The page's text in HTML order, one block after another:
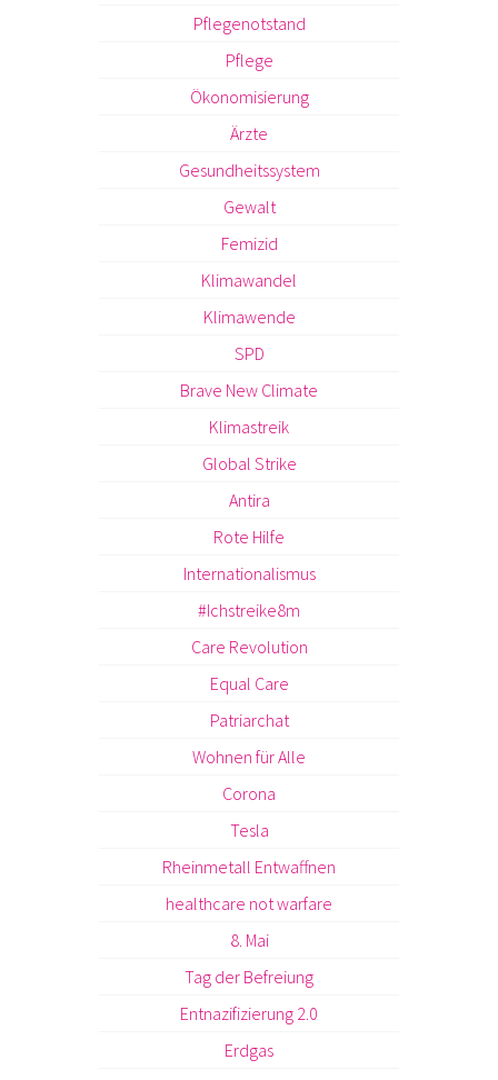
Pflegenotstand
Pflege
Ökonomisierung
Ärzte
Gesundheitssystem
Gewalt
Femizid
Klimawandel
Klimawende
SPD
Brave New Climate
Klimastreik
Global Strike
Antira
Rote Hilfe
Internationalismus
#Ichstreike8m
Care Revolution
Equal Care
Patriarchat
Wohnen für Alle
Corona
Tesla
Rheinmetall Entwaffnen
healthcare not warfare
8. Mai
Tag der Befreiung
Entnazifizierung 2.0
Erdgas